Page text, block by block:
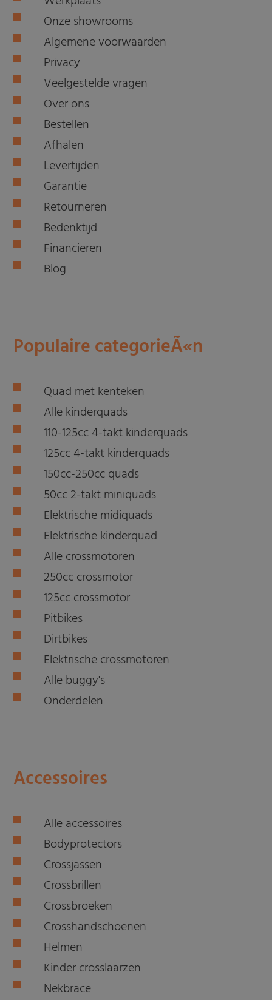
Onze showrooms
Algemene voorwaarden
Privacy
Veelgestelde vragen
Over ons
Bestellen
Afhalen
Levertijden
Garantie
Retourneren
Bedenktijd
Financieren
Blog
Populaire categorieÃ«n
Quad met kenteken
Alle kinderquads
110-125cc 4-takt kinderquads
125cc 4-takt kinderquads
150cc-250cc quads
50cc 2-takt miniquads
Elektrische midiquads
Elektrische kinderquad
Alle crossmotoren
250cc crossmotor
125cc crossmotor
Pitbikes
Dirtbikes
Elektrische crossmotoren
Alle buggy's
Onderdelen
Accessoires
Alle accessoires
Bodyprotectors
Crossjassen
Crossbrillen
Crossbroeken
Crosshandschoenen
Helmen
Kinder crosslaarzen
Nekbrace